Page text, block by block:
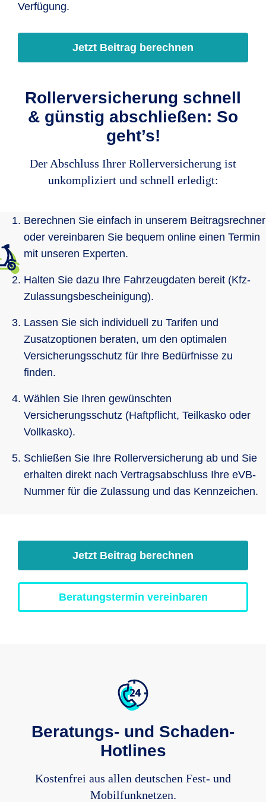
Verfügung.
Jetzt Beitrag berechnen
Rollerversicherung schnell
& günstig abschließen: So
geht’s!
Der Abschluss Ihrer Rollerversicherung ist
unkompliziert und schnell erledigt:
Berechnen Sie einfach in unserem Beitragsrechner
oder vereinbaren Sie bequem online einen Termin
mit unseren Experten.
Halten Sie dazu Ihre Fahrzeugdaten bereit (Kfz-
Zulassungsbescheinigung).
Lassen Sie sich individuell zu Tarifen und
Zusatzoptionen beraten, um den optimalen
Versicherungsschutz für Ihre Bedürfnisse zu
finden.
Wählen Sie Ihren gewünschten
Versicherungsschutz (Haftpflicht, Teilkasko oder
Vollkasko).
Schließen Sie Ihre Rollerversicherung ab und Sie
erhalten direkt nach Vertragsabschluss Ihre eVB-
Nummer für die Zulassung und das Kennzeichen.
Jetzt Beitrag berechnen
Beratungstermin vereinbaren
Beratungs- und Schaden-
Hotlines
Kostenfrei aus allen deutschen Fest- und
Mobilfunknetzen.